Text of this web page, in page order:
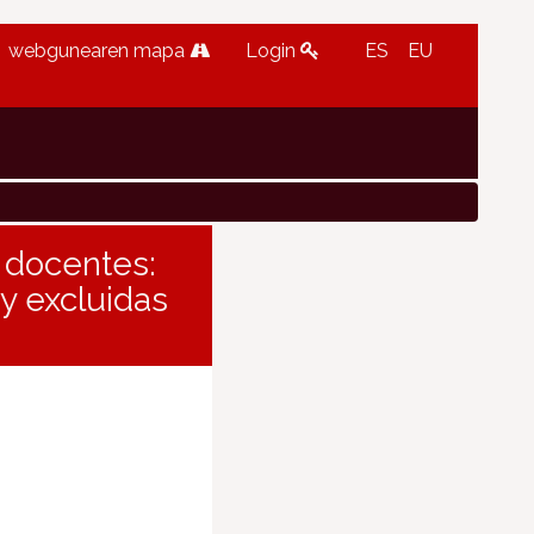
webgunearen mapa Login ES EU
excluidas